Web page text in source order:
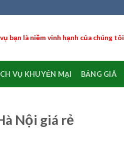
bạn là niềm vinh hạnh của chúng tôi
VỤ KHUYẾN MẠI BẢNG GIÁ
Nội giá rẻ